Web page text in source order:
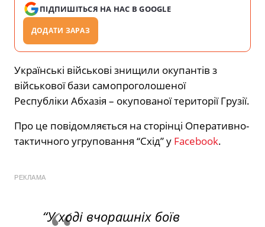
ПІДПИШІТЬСЯ НА НАС В GOOGLE
ДОДАТИ ЗАРАЗ
Українські військові знищили окупантів з
військової бази самопроголошеної
Республіки Абхазія – окупованої території Грузії.
Про це повідомляється на сторінці Оперативно-
тактичного угруповання “Схід” у Facebook.
РЕКЛАМА
“У ході вчорашніх боїв